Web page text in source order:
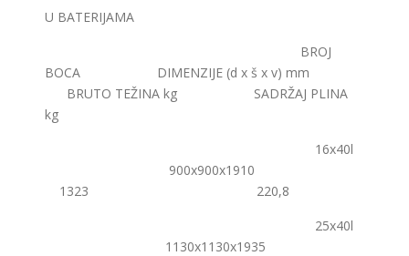
U BATERIJAMA
BROJ
BOCA DIMENZIJE (d x š x v) mm
BRUTO TEŽINA kg SADRŽAJ PLINA
kg
16x40l
900x900x1910
1323 220,8
25x40l
1130x1130x1935